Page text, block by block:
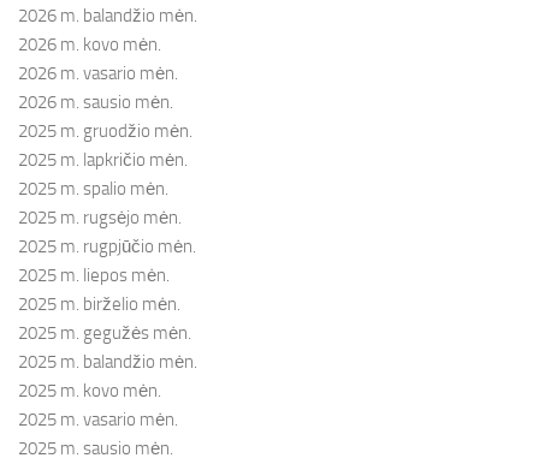
2026 m. balandžio mėn.
2026 m. kovo mėn.
2026 m. vasario mėn.
2026 m. sausio mėn.
2025 m. gruodžio mėn.
2025 m. lapkričio mėn.
2025 m. spalio mėn.
2025 m. rugsėjo mėn.
2025 m. rugpjūčio mėn.
2025 m. liepos mėn.
2025 m. birželio mėn.
2025 m. gegužės mėn.
2025 m. balandžio mėn.
2025 m. kovo mėn.
2025 m. vasario mėn.
2025 m. sausio mėn.